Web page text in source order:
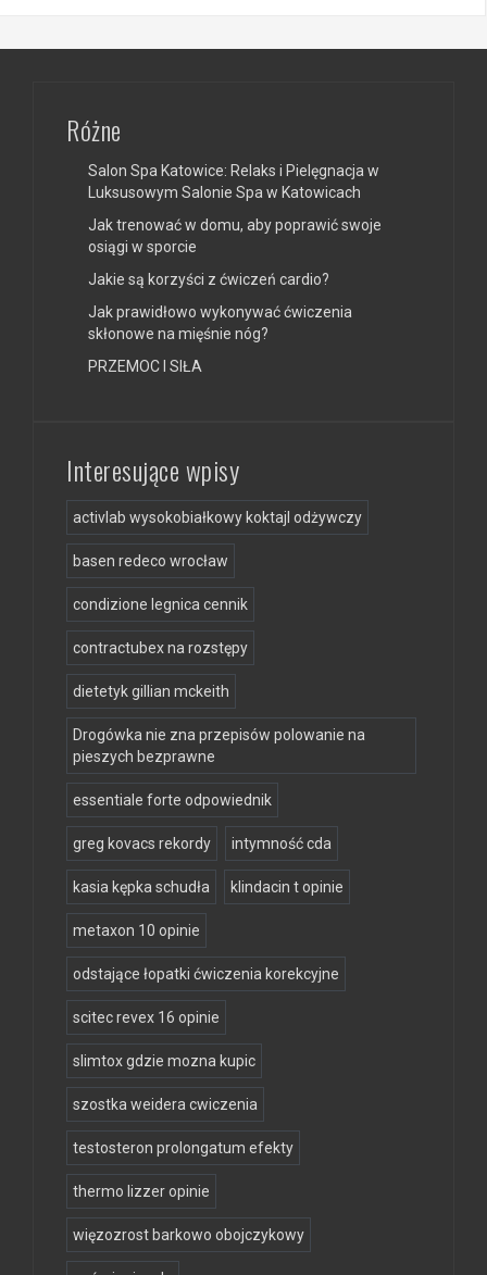
Różne
Salon Spa Katowice: Relaks i Pielęgnacja w
Luksusowym Salonie Spa w Katowicach
Jak trenować w domu, aby poprawić swoje
osiągi w sporcie
Jakie są korzyści z ćwiczeń cardio?
Jak prawidłowo wykonywać ćwiczenia
skłonowe na mięśnie nóg?
PRZEMOC I SIŁA
Interesujące wpisy
activlab wysokobiałkowy koktajl odżywczy
basen redeco wrocław
condizione legnica cennik
contractubex na rozstępy
dietetyk gillian mckeith
Drogówka nie zna przepisów polowanie na
pieszych bezprawne
essentiale forte odpowiednik
greg kovacs rekordy intymność cda
kasia kępka schudła klindacin t opinie
metaxon 10 opinie
odstające łopatki ćwiczenia korekcyjne
scitec revex 16 opinie
slimtox gdzie mozna kupic
szostka weidera cwiczenia
testosteron prolongatum efekty
thermo lizzer opinie
więzozrost barkowo obojczykowy